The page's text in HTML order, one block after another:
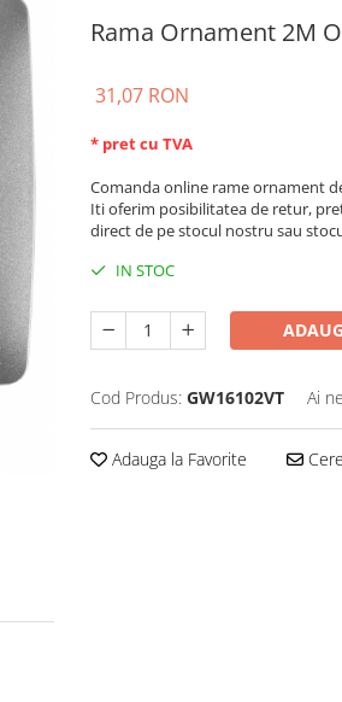
Rama Ornament 2M
31,07 RON
* pret cu TVA
Comanda online rame ornament
Iti oferim posibilitatea de retur,
direct de pe stocul nostru sau
IN STOC
Cod Produs: GW16102VT Ai
Adauga la Favorite